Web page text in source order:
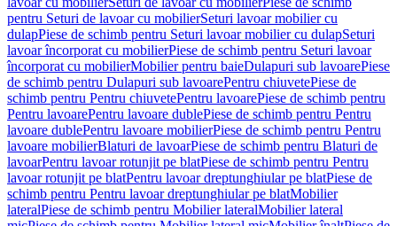
pentru Seturi de lavoar cu mobilierSeturi lavoar mobilier cu
dulapPiese de schimb pentru Seturi lavoar mobilier cu dulapSeturi
lavoar încorporat cu mobilierPiese de schimb pentru Seturi lavoar
încorporat cu mobilierMobilier pentru baieDulapuri sub lavoarePiese
de schimb pentru Dulapuri sub lavoarePentru chiuvetePiese de
schimb pentru Pentru chiuvetePentru lavoarePiese de schimb pentru
Pentru lavoarePentru lavoare dublePiese de schimb pentru Pentru
lavoare dublePentru lavoare mobilierPiese de schimb pentru Pentru
lavoare mobilierBlaturi de lavoarPiese de schimb pentru Blaturi de
lavoarPentru lavoar rotunjit pe blatPiese de schimb pentru Pentru
lavoar rotunjit pe blatPentru lavoar dreptunghiular pe blatPiese de
schimb pentru Pentru lavoar dreptunghiular pe blatMobilier
lateralPiese de schimb pentru Mobilier lateralMobilier lateral